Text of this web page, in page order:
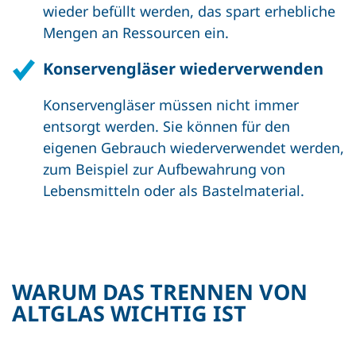
wieder befüllt werden, das spart erhebliche
Mengen an Ressourcen ein.
Konservengläser wiederverwenden
Konservengläser müssen nicht immer
entsorgt werden. Sie können für den
eigenen Gebrauch wiederverwendet werden,
zum Beispiel zur Aufbewahrung von
Lebensmitteln oder als Bastelmaterial.
WARUM DAS TRENNEN VON
ALTGLAS WICHTIG IST